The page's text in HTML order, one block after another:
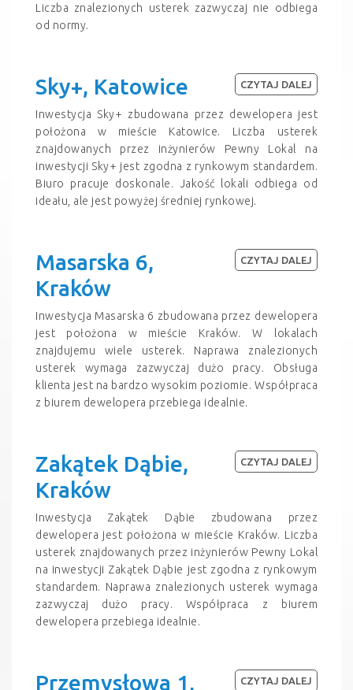
Liczba znalezionych usterek zazwyczaj nie odbiega
od normy.
Sky+, Katowice
Inwestycja Sky+ zbudowana przez dewelopera jest
położona w mieście Katowice. Liczba usterek
znajdowanych przez inżynierów Pewny Lokal na
inwestycji Sky+ jest zgodna z rynkowym standardem.
Biuro pracuje doskonale. Jakość lokali odbiega od
ideału, ale jest powyżej średniej rynkowej.
CZYTAJ DALEJ
Masarska 6,
Kraków
Inwestycja Masarska 6 zbudowana przez dewelopera
jest położona w mieście Kraków. W lokalach
znajdujemu wiele usterek. Naprawa znalezionych
usterek wymaga zazwyczaj dużo pracy. Obsługa
klienta jest na bardzo wysokim poziomie. Współpraca
z biurem dewelopera przebiega idealnie.
CZYTAJ DALEJ
Zakątek Dąbie,
Kraków
Inwestycja Zakątek Dąbie zbudowana przez
dewelopera jest położona w mieście Kraków. Liczba
usterek znajdowanych przez inżynierów Pewny Lokal
na inwestycji Zakątek Dąbie jest zgodna z rynkowym
standardem. Naprawa znalezionych usterek wymaga
zazwyczaj dużo pracy. Współpraca z biurem
dewelopera przebiega idealnie.
CZYTAJ DALEJ
Przemysłowa 1,
CZYTAJ DALEJ